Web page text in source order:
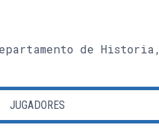
de Historia,
JUGADORES